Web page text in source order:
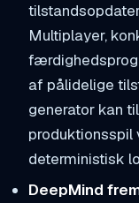
Multiplayer,
af pålidelige
generator kan
produktionsspil
deterministisk
DeepMind